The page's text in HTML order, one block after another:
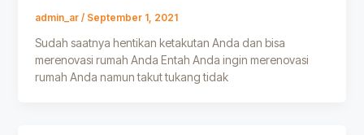
admin_ar / September 1, 2021
Sudah saatnya hentikan ketakutan Anda dan bisa
merenovasi rumah Anda Entah Anda ingin merenovasi
rumah Anda namun takut tukang tidak